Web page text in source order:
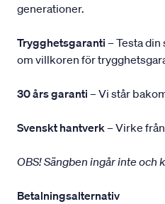
generationer.
Trygghetsgaranti – Testa
om villkoren för
30 års garanti – Vi står
Svenskt hantverk– Virke
OBS! Sängben ingår inte och
Betalningsalternativ